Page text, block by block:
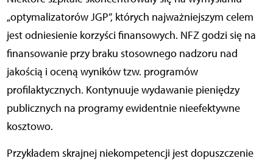
„optymalizatorów JGP”, których najważniejszym celem
jest odniesienie korzyści finansowych. NFZ godzi się na
finansowanie przy braku stosownego nadzoru nad
jakością i oceną wyników tzw. programów
profilaktycznych. Kontynuuje wydawanie pieniędzy
publicznych na programy ewidentnie nieefektywne
kosztowo.
Przykładem skrajnej niekompetencji jest dopuszczenie